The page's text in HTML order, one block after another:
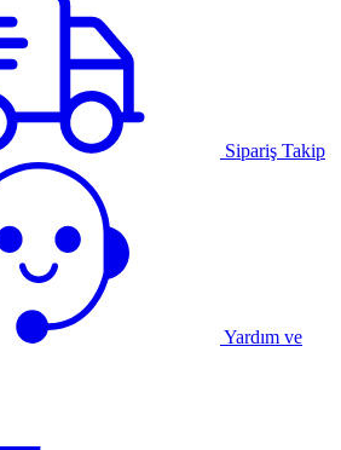
Sipariş Takip
Yardım ve